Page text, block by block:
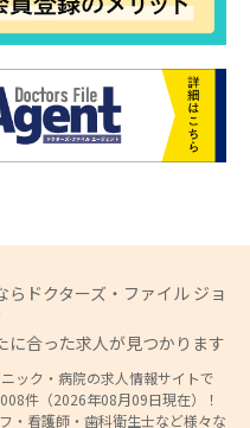
ドクターズ・ファイル ジョ
に合った求人が見つかります
ック・病院の求人情報サイトで
件（2026年08月09日現在）！
・看護師・歯科衛生士など様々な